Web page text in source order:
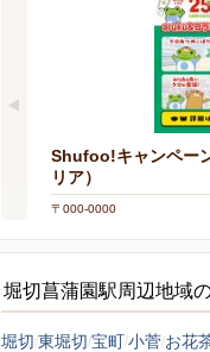
Shufoo!キャンペー
リア）
〒000-0000
堀切菖蒲園駅周辺地域
堀切 東堀切 宝町小菅 お花